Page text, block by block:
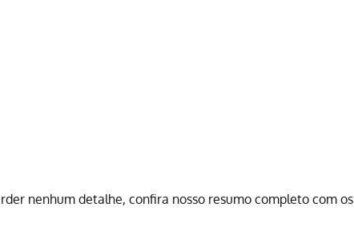
nenhum detalhe, confira nosso resumo completo com os